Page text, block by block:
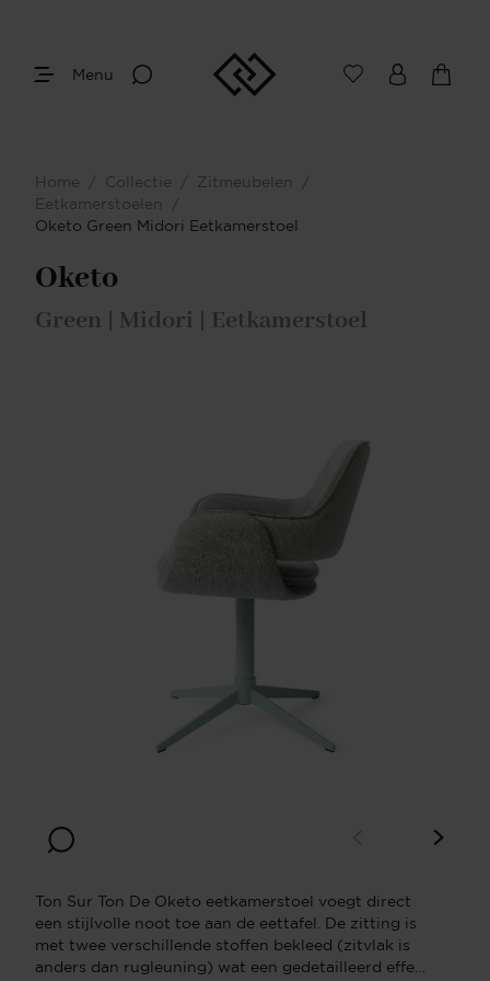
Menu
Home / Collectie / Zitmeubelen
/
Eetkamerstoelen
/
Oketo Green Midori Eetkamerstoel
Oketo
Green | Midori | Eetkamerstoel
Ton Sur Ton De Oketo eetkamerstoel voegt direct
een stijlvolle noot toe aan de eettafel. De zitting is
met twee verschillende stoffen bekleed (zitvlak is
anders dan rugleuning) wat een gedetailleerd effect